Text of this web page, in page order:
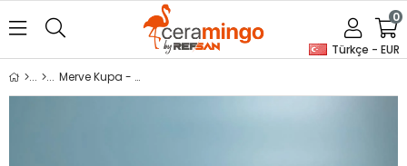
Türkçe - EUR
0
Merve Kupa - Alçı Kalıp